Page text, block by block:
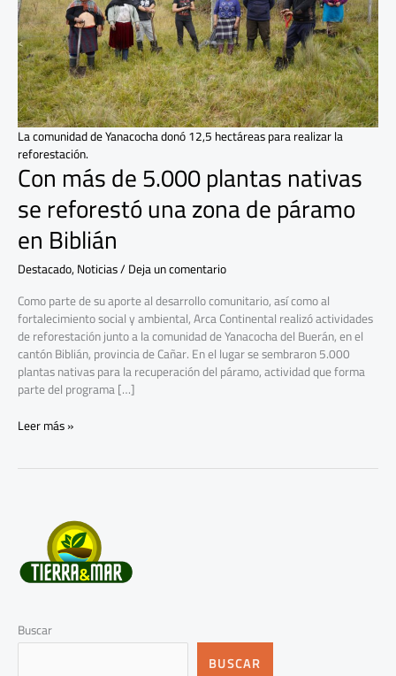
Con más de 5.000 plantas nativas
se reforestó una zona de páramo
en Biblián
Destacado,Noticias/Deja un comentario
Como parte de su aporte al desarrollo comunitario, así como al
fortalecimiento social y ambiental, Arca Continental realizó actividades
de reforestación junto a la comunidad de Yanacocha del Buerán, en el
cantón Biblián, provincia de Cañar. En el lugar se sembraron 5.000
plantas nativas para la recuperación del páramo, actividad que forma
parte del programa […]
reforestó
una
zona
de
páramo
en
Biblián
Leer más »
La comunidad de Yanacocha donó 12,5 hectáreas para realizar la
reforestación.
Buscar
BUSCAR